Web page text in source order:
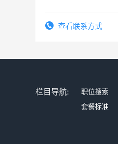
查看联系方式
栏目导航: 职位搜索
套餐标准